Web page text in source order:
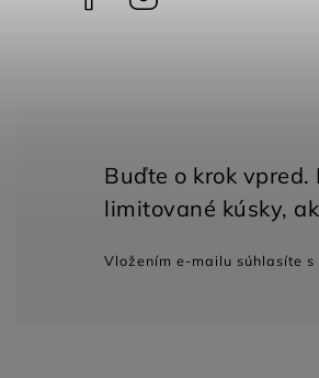
Vložením e-mailu súhlasíte s